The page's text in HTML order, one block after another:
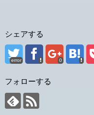
シェアする
error 0
フォローする